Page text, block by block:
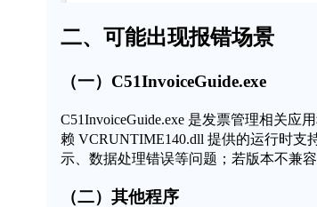
二、可能出现报错场景
（一）C51InvoiceGuide.exe
C51InvoiceGuide.exe 是发票管理相关应
赖 VCRUNTIME140.dll 提供的运行时支
示、数据处理错误等问题；若版本不兼
（二）其他程序